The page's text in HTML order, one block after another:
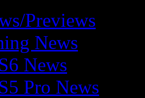
Previews
News
News
Pro News